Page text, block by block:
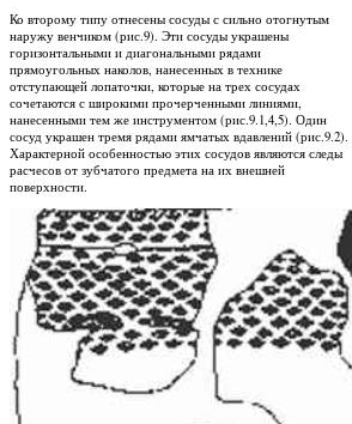
Ко второму типу отнесены сосуды с сильно отогнутым
наружу венчиком (рис.9). Эти сосуды украшены
горизонтальными и диагональными рядами
прямоугольных наколов, нанесенных в технике
отступающей лопаточки, которые на трех сосудах
сочетаются с широкими прочерченными линиями,
нанесенными тем же инструментом (рис.9.1,4,5). Один
сосуд украшен тремя рядами ямчатых вдавлений (рис.9.2).
Характерной особенностью этих сосудов являются следы
расчесов от зубчатого предмета на их внешней
поверхности.